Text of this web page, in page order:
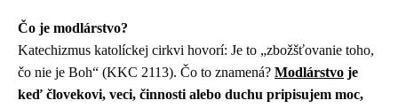
Čo je modlárstvo?
Katechizmus katolíckej cirkvi hovorí: Je to „zbožšťovanie toho,
čo nie je Boh“ (KKC 2113). Čo to znamená? Modlárstvo je
keď človekovi, veci, činnosti alebo duchu pripisujem moc,